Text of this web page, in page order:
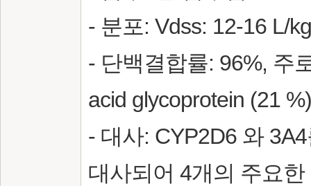
- 분포: Vdss: 12-16 L/kg
- 단백결합률: 96%, 주
acid glycoprotein (21
- 대사: CYP2D6 와
대사되어 4개의 주요